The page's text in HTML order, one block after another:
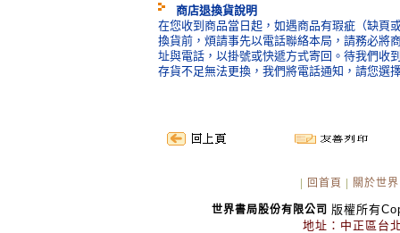
商店退換貨說明
在您收到商品當日起，如遇商品有瑕疵（缺頁
換貨前，煩請事先以電話聯絡本局，請務必將
址與電話，以掛號或快遞方式寄回。待我們收
存貨不足無法更換，我們將電話通知，請您選
回首頁 關於世界
世界書局股份有限公司 版權所有
地址：中正區台